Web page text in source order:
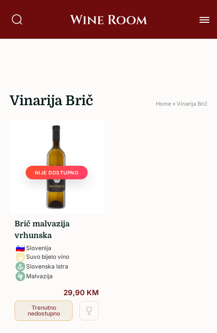
Vinarija Brič Home » Vinarija Brič
NIJE DOSTUPNO
Brič malvazija
vrhunska
Slovenija
Suvo bijelo vino
Slovenska Istra
Malvazija
29,90 KM
Trenutno
nedostupno